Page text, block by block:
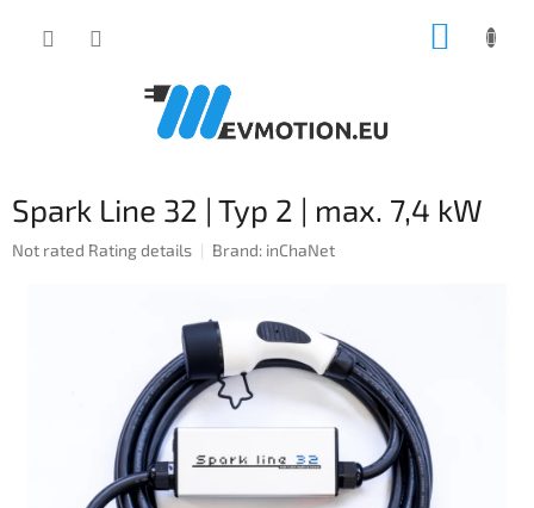
Spark Line 32 | Typ 2 | max. 7,4 kW
The
Not rated Rating details Brand: inChaNet